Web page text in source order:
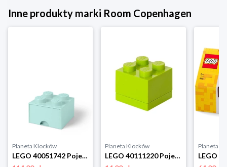
Inne produkty marki Room Copenhagen
Planeta Klocków
LEGO 40051742 Pojemnik na klocki z szufladą 2x2 turkusowy Room copenhagen
Planeta Klocków
LEGO 40111220 Pojemnik na drobiazgi 2x2 MINI limonkowy Room copenhagen
Planeta